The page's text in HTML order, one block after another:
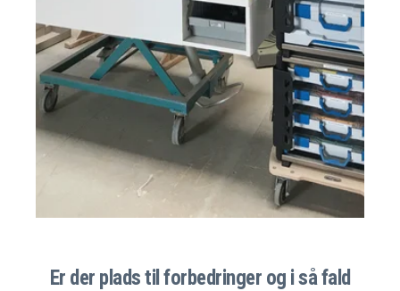
Er der plads til forbedringer og i så fald